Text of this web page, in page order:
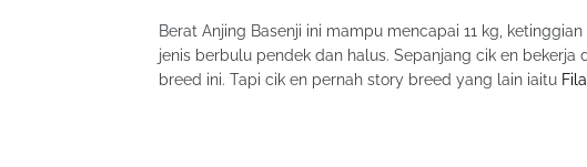
Berat Anjing Basenji ini mampu mencapai 11 kg,
jenis berbulu pendek dan halus. Sepanjang cik en
breed ini. Tapi cik en pernah story breed yang lain iaitu